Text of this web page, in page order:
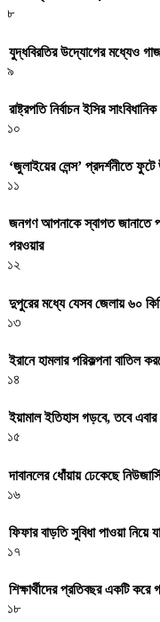
৮
যুদ্ধবিরতির উদ্যোগের মধ্যেও
৯
রাষ্ট্রপতি নির্বাচন ইসির
১০
‘জুলাইয়ের লেন্স’ প্রদর্শনীতে
১১
জনগণ আপনাকে স্বাগত জানাতে
পরওয়ার
১২
দুপুরের মধ্যে যেসব জেলায় ৬০
১৩
ইরানে হামলার পরিকল্পনা বাতিল
১৪
ইয়ামাল ইতিহাস গড়বে, তবে
১৫
দাবানলের ধোঁয়ায় ঢেকেছে
১৬
ফিফার বাড়তি সুবিধা পাওয়া নিয়ে
১৭
শিক্ষার্থীদের প্রতিবছর একটি করে
১৮